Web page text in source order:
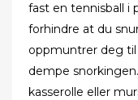
fast en tennisball i
forhindre at du
oppmuntrer deg til
dempe
kasserolle eller